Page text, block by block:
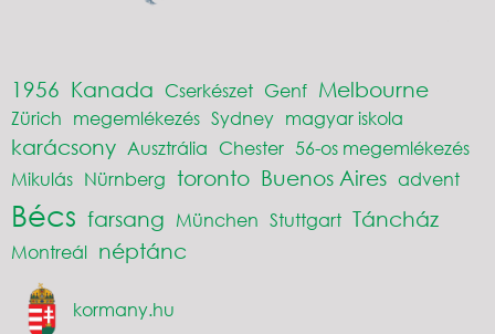
1956 Kanada Cserkészet Genf Melbourne
Zürich megemlékezés Sydney magyar iskola
karácsony Ausztrália Chester 56-os megemlékezés
Mikulás Nürnberg toronto Buenos Aires advent
Bécs farsang München Stuttgart Táncház
Montreál néptánc
kormany.hu